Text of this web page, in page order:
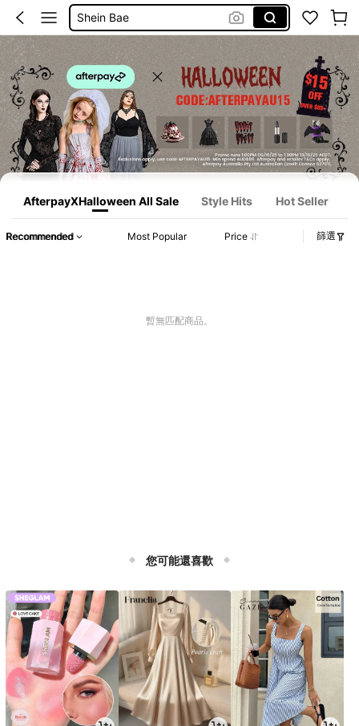
Shein Bae
加大碼全彈性短牛仔裙和褲
Over Size Tee
泳衣
Frenchy
Plus Size Women Tshirt
AfterpayXHalloween All Sale Style Hits Hot Seller
Recommended Most Popular Price 篩選
暫無匹配商品。
您可能還喜歡